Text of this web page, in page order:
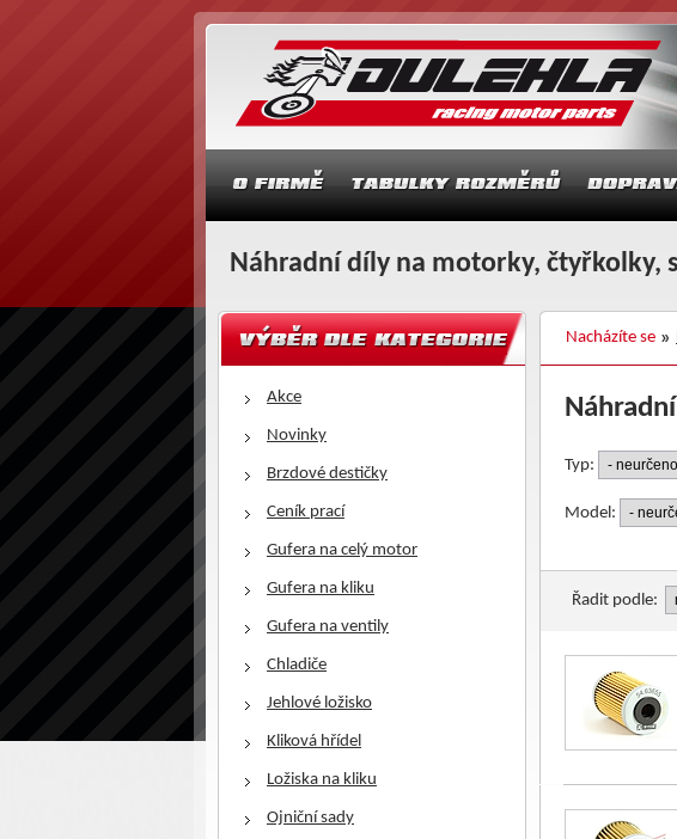
Náhradní díly na motorky, čtyřkolky,
Nacházíte se
Akce
Novinky
Brzdové destičky
Ceník prací
Gufera na celý motor
Gufera na kliku
Gufera na ventily
Chladiče
Jehlové ložisko
Kliková hřídel
Ložiska na kliku
Ojniční sady
Typ:
Model:
Řadit podle: